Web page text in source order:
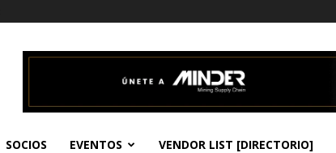
SOCIOS EVENTOS VENDOR LIST [DIRECTORIO]